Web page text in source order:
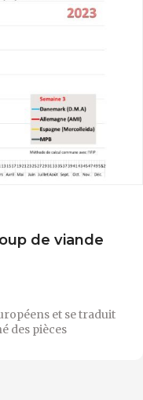
de viande
et se traduit
des pièces